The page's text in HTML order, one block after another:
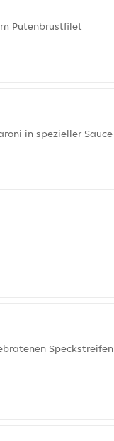
Putenbrustfilet
in spezieller Sauce
Speckstreifen